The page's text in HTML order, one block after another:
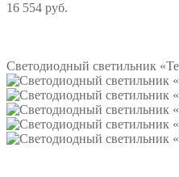
16 554 руб.
Светодиодный светильник